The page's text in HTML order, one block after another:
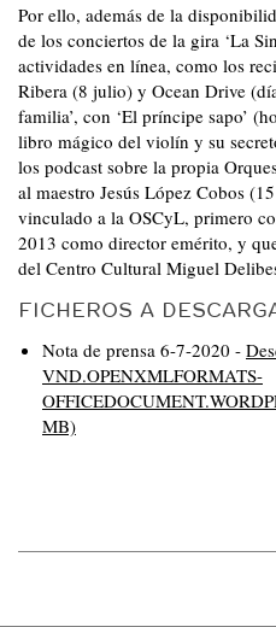
Por ello, además de la
de los conciertos de la gira ‘La
actividades en línea, como los
Ribera (8 julio) y Ocean Drive
familia’, con ‘El príncipe sapo’
libro mágico del violín y su
los podcast sobre la propia
al maestro Jesús López Cobos
vinculado a la OSCyL, primero
2013 como director emérito, y
del Centro Cultural Miguel
FICHEROS A
Nota de prensa 6-7-2020 -
VND.OPENXMLFORMATS-
MB)